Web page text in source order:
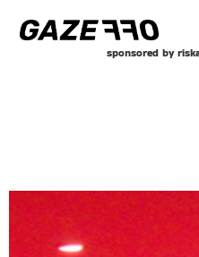
sponsored by